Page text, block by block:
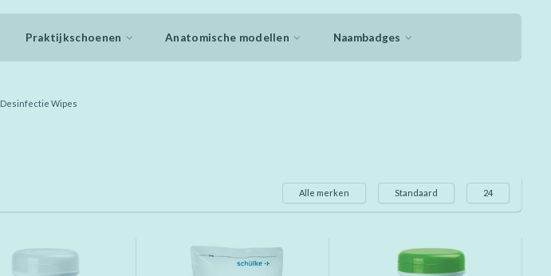
Praktijkschoenen Anatomische modellen Naambadges
Desinfectie Wipes
Alle merken Standaard 24